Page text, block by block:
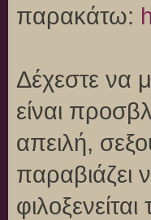
παρακάτω:
Δέχεστε να
είναι
απειλή,
παραβιάζει